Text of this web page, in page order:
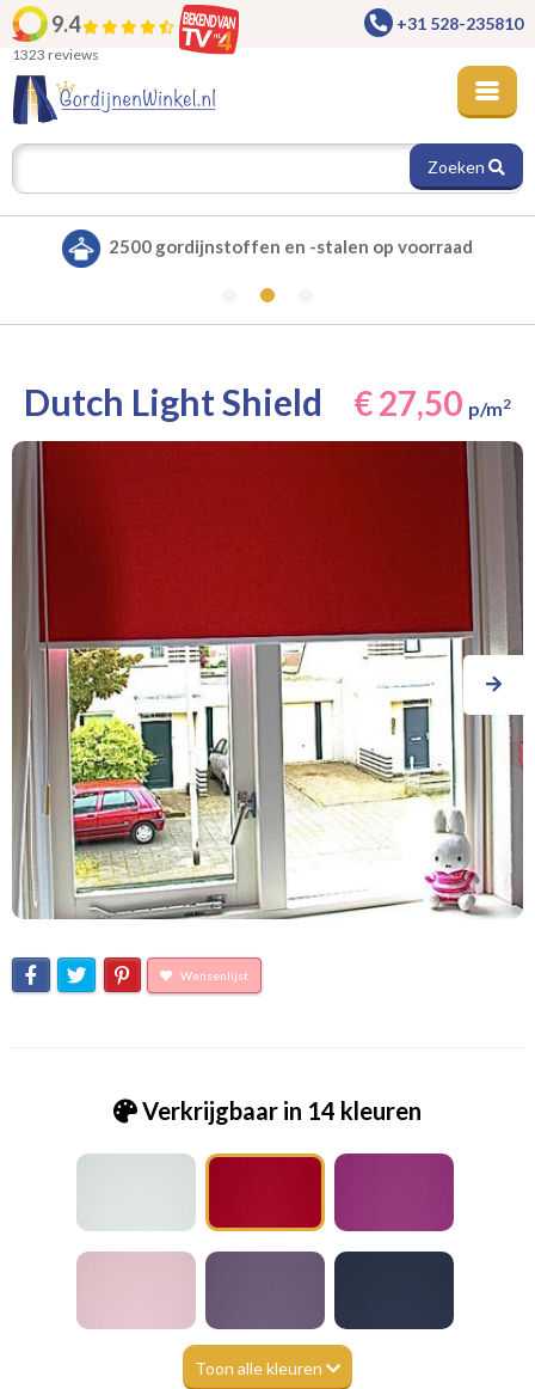
9.4
1323 reviews
+31 528-235810
Zoeken
-stalen op voorraad Alle gordijnen
Dutch Light Shield € 27,50 p/m2
Wensenlijst
Verkrijgbaar in 14 kleuren
Toon alle kleuren